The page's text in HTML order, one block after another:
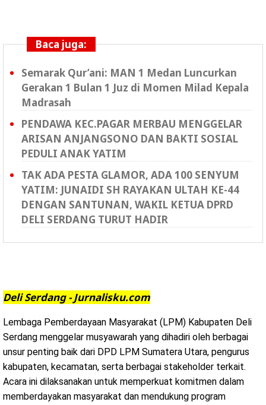
Baca juga:
Semarak Qur’ani: MAN 1 Medan Luncurkan
Gerakan 1 Bulan 1 Juz di Momen Milad Kepala
Madrasah
PENDAWA KEC.PAGAR MERBAU MENGGELAR
ARISAN ANJANGSONO DAN BAKTI SOSIAL
PEDULI ANAK YATIM
TAK ADA PESTA GLAMOR, ADA 100 SENYUM
YATIM: JUNAIDI SH RAYAKAN ULTAH KE-44
DENGAN SANTUNAN, WAKIL KETUA DPRD
DELI SERDANG TURUT HADIR
Deli Serdang - Jurnalisku.com
Lembaga Pemberdayaan Masyarakat (LPM) Kabupaten Deli
Serdang menggelar musyawarah yang dihadiri oleh berbagai
unsur penting baik dari DPD LPM Sumatera Utara, pengurus
kabupaten, kecamatan, serta berbagai stakeholder terkait.
Acara ini dilaksanakan untuk memperkuat komitmen dalam
memberdayakan masyarakat dan mendukung program